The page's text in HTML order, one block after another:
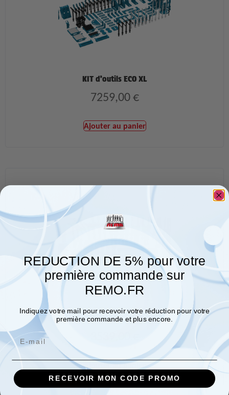
KIT d’outils ECO XL
7259,00€
Ajouter au panier
Kit d’outils ECO L
Ajouter au panier
REDUCTION DE 5% pour votre
première commande sur
REMO.FR
Indiquez votre mail pour recevoir votre réduction pour votre
première commande et plus encore.
Email
RECEVOIR MON CODE PROMO